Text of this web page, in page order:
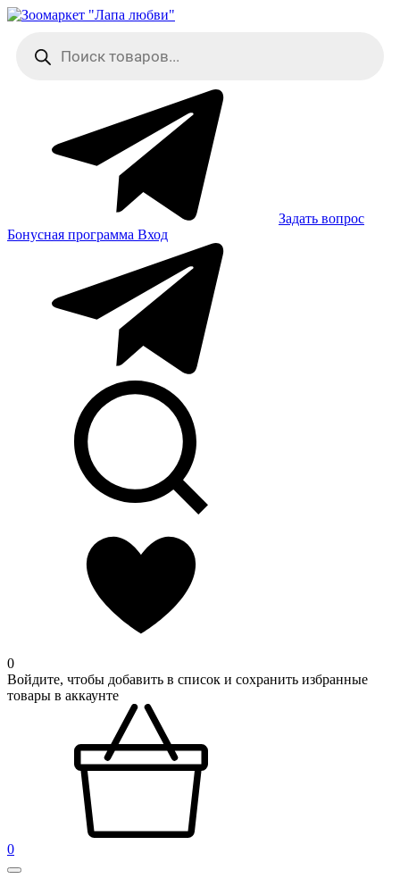
Skip
content
товаров
Задать вопрос
Бонусная программа Вход
0
Войдите, чтобы добавить в список и сохранить избранные
товары в аккаунте
0